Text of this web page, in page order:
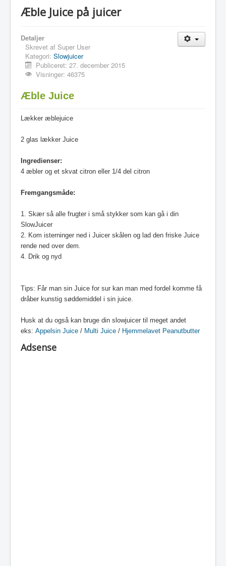
Æble Juice på juicer
Detaljer
Skrevet af Super User
Kategori: Slowjuicer
Publiceret: 27. december 2015
Visninger: 46375
Æble Juice
Lækker æblejuice
2 glas lækker Juice
Ingredienser:
4 æbler og et skvat citron eller 1/4 del citron
Fremgangsmåde:
1. Skær så alle frugter i små stykker som kan gå i din
SlowJuicer
2. Kom isterninger ned i Juicer skålen og lad den friske Juice
rende ned over dem.
4. Drik og nyd
Tips: Får man sin Juice for sur kan man med fordel komme få
dråber kunstig søddemiddel i sin juice.
Husk at du også kan bruge din slowjuicer til meget andet
eks: Appelsin Juice / Multi Juice / Hjemmelavet Peanutbutter
Adsense